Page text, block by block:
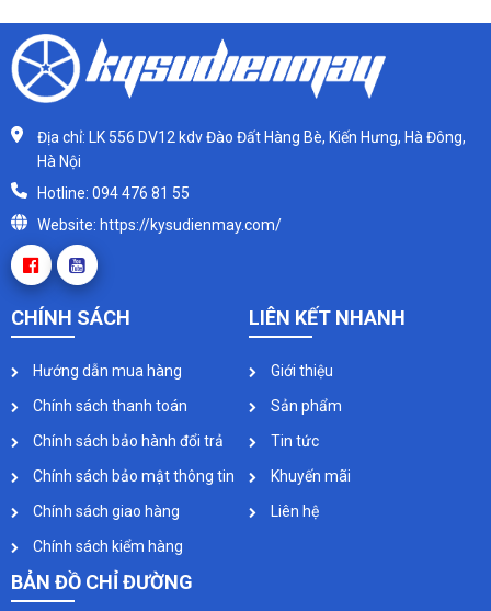
Địa chỉ: LK 556 DV12 kdv Đào Đất Hàng Bè, Kiến Hưng, Hà Đông,
Hà Nội
Hotline: 094 476 81 55
Website: https://kysudienmay.com/
CHÍNH SÁCH
Hướng dẫn mua hàng
Chính sách thanh toán
Chính sách bảo hành đổi trả
Chính sách bảo mật thông tin
Chính sách giao hàng
Chính sách kiểm hàng
LIÊN KẾT NHANH
Giới thiệu
Sản phẩm
Tin tức
Khuyến mãi
Liên hệ
BẢN ĐỒ CHỈ ĐƯỜNG